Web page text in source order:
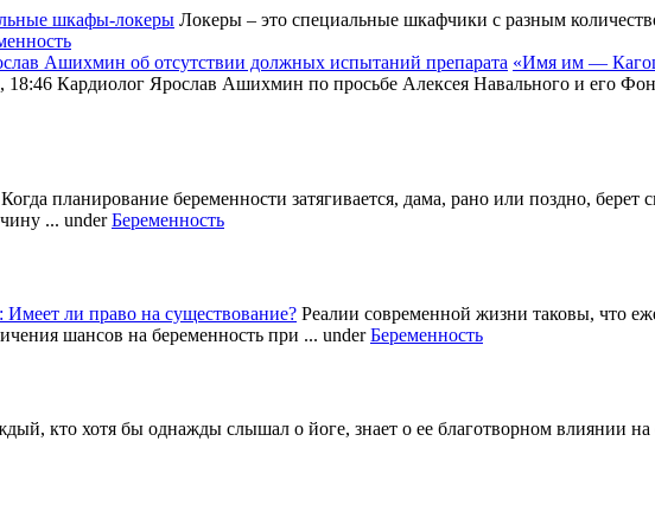
шкафы-локеры Локеры – это специальные шкафчики с разным
«Имя им —
18:46 Кардиолог Ярослав Ашихмин по просьбе Алексея Навального и его
Когда планирование беременности затягивается, дама, рано или поздно,
... underБеременность
ли право на существование? Реалии современной жизни таковы, что
шансов на беременность при ... underБеременность
кто хотя бы однажды слышал о йоге, знает о ее благотворном влиянии